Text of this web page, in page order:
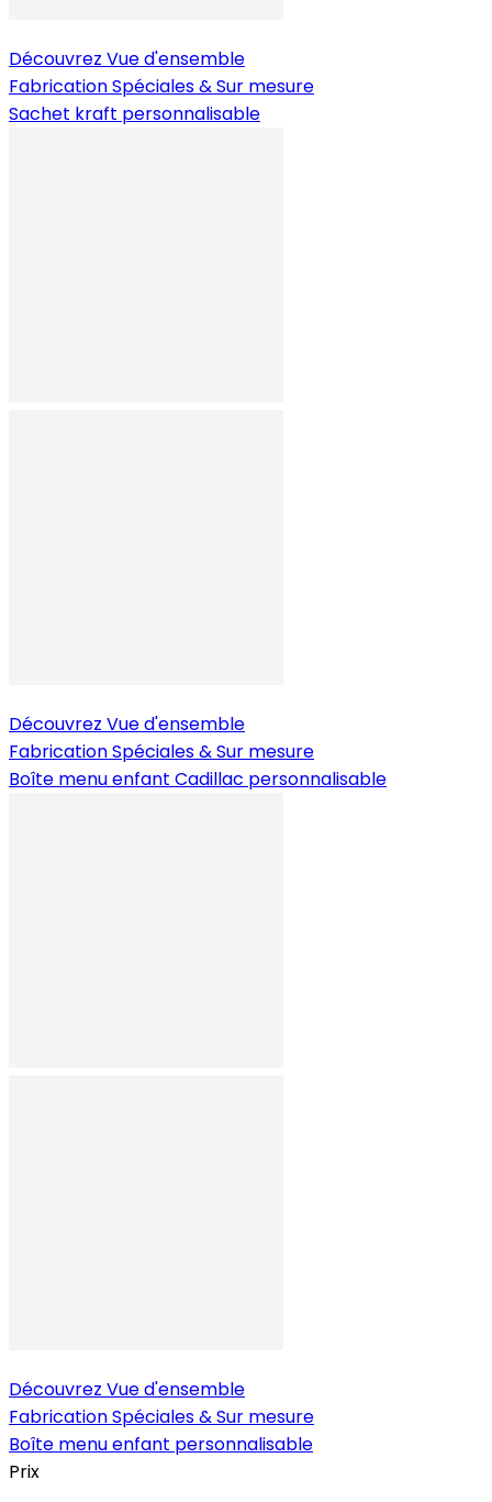
Découvrez Vue d'ensemble
Fabrication Spéciales & Sur mesure
Sachet kraft personnalisable
Découvrez Vue d'ensemble
Fabrication Spéciales & Sur mesure
Boîte menu enfant Cadillac personnalisable
Découvrez Vue d'ensemble
Fabrication Spéciales & Sur mesure
Boîte menu enfant personnalisable
Prix